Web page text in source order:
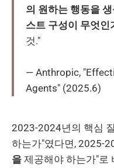
의 원하는 행동을
스트 구성이 무엇인
것."
— Anthropic,
Agents" (2025.6)
2023-2024년의 핵심
하는가"였다면, 2025-
을 제공해야 하는가"로